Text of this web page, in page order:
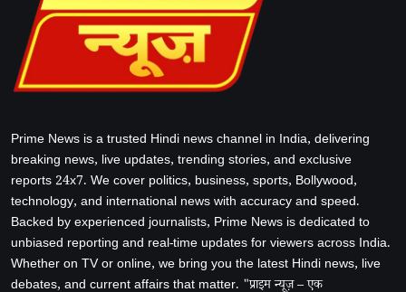
Prime News is a trusted Hindi news channel in India, delivering
breaking news, live updates, trending stories, and exclusive
reports 24x7. We cover politics, business, sports, Bollywood,
technology, and international news with accuracy and speed.
Backed by experienced journalists, Prime News is dedicated to
unbiased reporting and real-time updates for viewers across India.
Whether on TV or online, we bring you the latest Hindi news, live
debates, and current affairs that matter. "प्राइम न्यूज़ – एक